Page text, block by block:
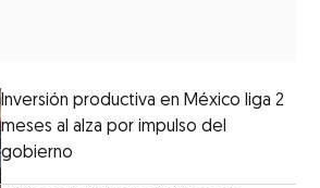
Inversión productiva en México liga 2
meses al alza por impulso del
gobierno